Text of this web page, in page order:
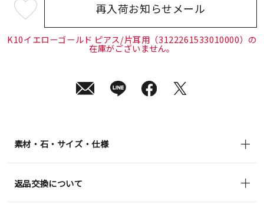
¥22,000 (tax
in)
再入荷お知らせメール
K10イエローゴールド ピアス/片耳用（3122261533010000）の
在庫がございません。
素材・石・サイズ・仕様
返品交換について